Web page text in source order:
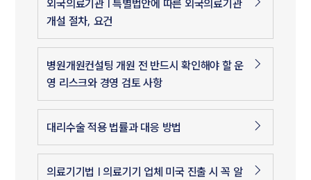
외국의료기관 | 특별법안에 따른 외국의료기관
개설 절차, 요건
병원개원컨설팅 개원 전 반드시 확인해야 할 운
영 리스크와 경영 검토 사항
대리수술 적용 법률과 대응 방법
의료기기법 | 의료기기 업체 미국 진출 시 꼭 알